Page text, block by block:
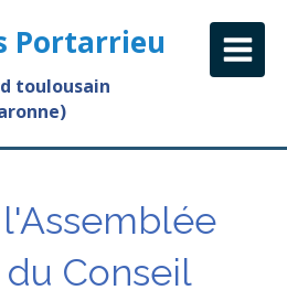
Portarrieu
toulousain
Conseil